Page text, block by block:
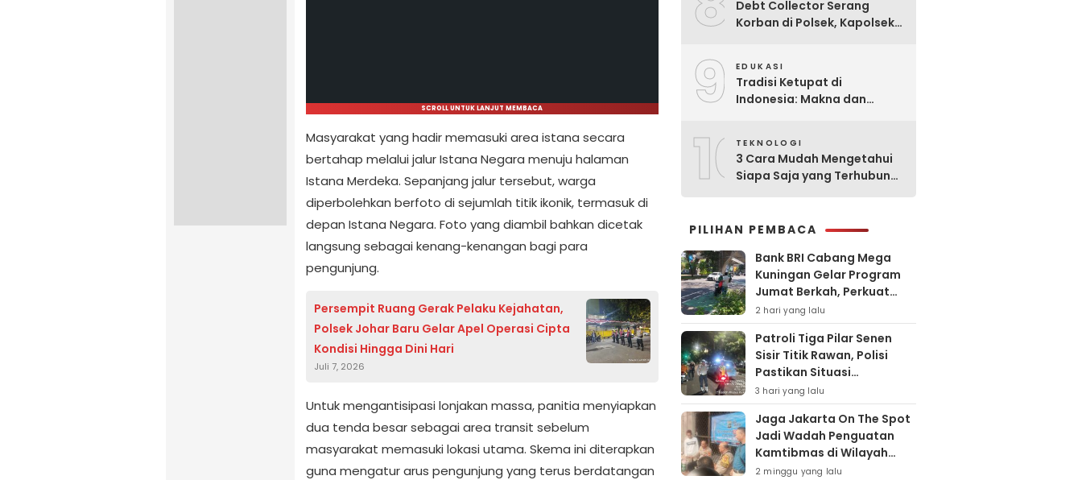
SCROLL UNTUK LANJUT MEMBACA
Masyarakat yang hadir memasuki area istana secara
bertahap melalui jalur Istana Negara menuju halaman
Istana Merdeka. Sepanjang jalur tersebut, warga
diperbolehkan berfoto di sejumlah titik ikonik, termasuk di
depan Istana Negara. Foto yang diambil bahkan dicetak
langsung sebagai kenang-kenangan bagi para
pengunjung.
Persempit Ruang Gerak Pelaku Kejahatan,
Polsek Johar Baru Gelar Apel Operasi Cipta
Kondisi Hingga Dini Hari
Juli 7, 2026
Untuk mengantisipasi lonjakan massa, panitia menyiapkan
dua tenda besar sebagai area transit sebelum
masyarakat memasuki lokasi utama. Skema ini diterapkan
guna mengatur arus pengunjung yang terus berdatangan
Debt Collector Serang
Korban di Polsek, Kapolsek
9 EDUKASI
Tradisi Ketupat di
Indonesia: Makna dan
10TEKNOLOGI
3 Cara Mudah Mengetahui
Siapa Saja yang Terhubung
PILIHAN PEMBACA
Bank BRI Cabang Mega
Kuningan Gelar Program
Jumat Berkah, Perkuat
Komitmen untuk Saling
Berbagai
2 hari yang lalu
Patroli Tiga Pilar Senen
Sisir Titik Rawan, Polisi
Pastikan Situasi
Kamtibmas Kondusif
3 hari yang lalu
Jaga Jakarta On The Spot
Jadi Wadah Penguatan
Kamtibmas di Wilayah
Kampung Bali
2 minggu yang lalu